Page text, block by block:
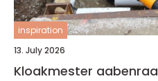
inspiration
13. July 2026
Kloakmester aabenraa professionel hjælp til